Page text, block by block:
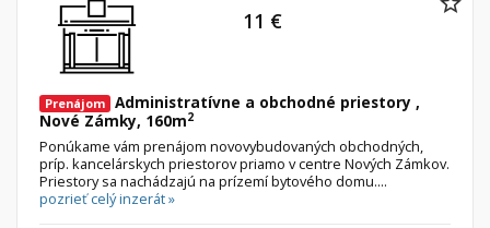
Prenájom Administratívne a obchodné priestory ,
Nové Zámky, 160m2
Ponúkame vám prenájom novovybudovaných obchodných,
príp. kancelárskych priestorov priamo v centre Nových Zámkov.
Priestory sa nachádzajú na prízemí bytového domu....
pozrieť celý inzerát »
11 €